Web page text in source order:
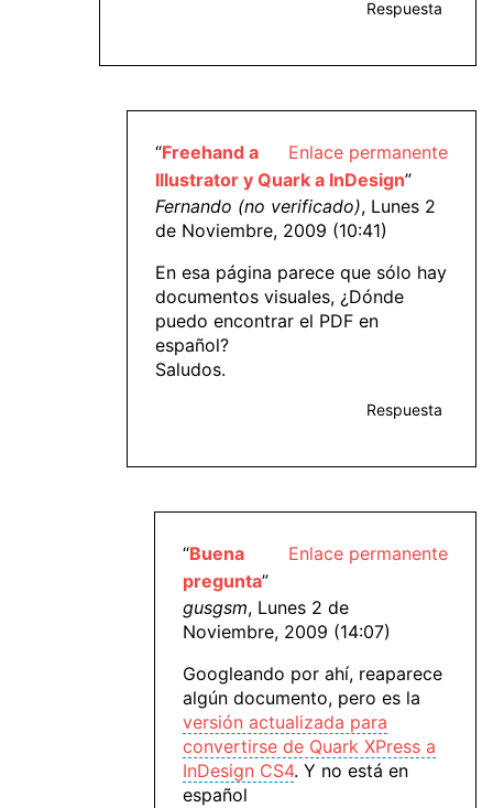
Respuesta
Enlace permanente
“Freehand a
Illustrator y Quark a InDesign”
Fernando (no verificado), Lunes 2
de Noviembre, 2009 (10:41)
En esa página parece que sólo hay
documentos visuales, ¿Dónde
puedo encontrar el PDF en
español?
Saludos.
Respuesta
Enlace permanente
“Buena
pregunta”
gusgsm, Lunes 2 de
Noviembre, 2009 (14:07)
Googleando por ahí, reaparece
algún documento, pero es la
versión actualizada para
convertirse de Quark XPress a
InDesign CS4. Y no está en
español